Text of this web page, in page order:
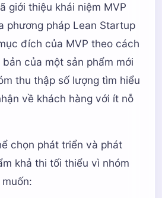
giới thiệu khái niệm MVP
phương pháp Lean Startup
đích của MVP theo cách
của một sản phẩm mới
thu thập số lượng tìm hiểu
về khách hàng với ít nỗ
chọn phát triển và phát
khả thi tối thiểu vì nhóm